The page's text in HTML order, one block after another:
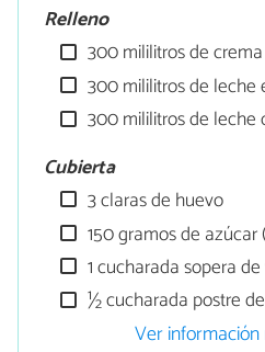
Relleno
300 mililitros de
300 mililitros de leche
300 mililitros de leche
Cubierta
3 claras de huevo
150 gramos de
1 cucharada sopera
½ cucharada postre
Ver información